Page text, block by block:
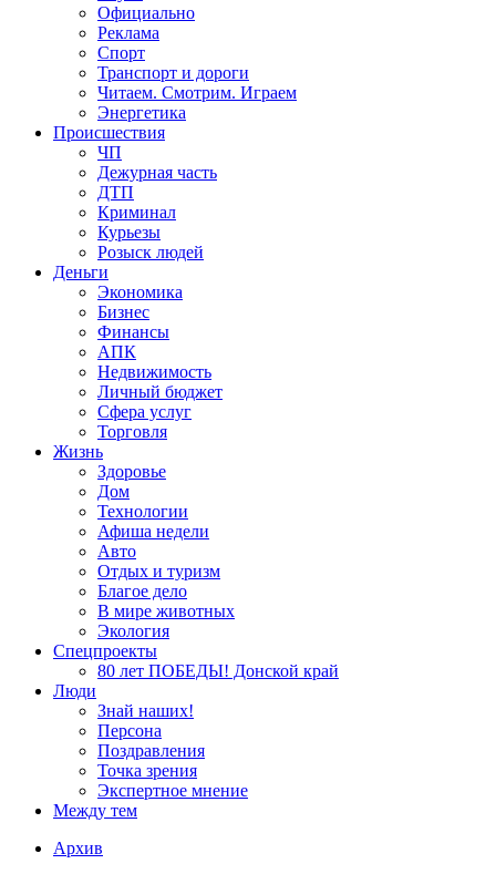
Официально
Реклама
Спорт
Транспорт и дороги
Читаем. Смотрим. Играем
Энергетика
Происшествия
ЧП
Дежурная часть
ДТП
Криминал
Курьезы
Розыск людей
Деньги
Экономика
Бизнес
Финансы
АПК
Недвижимость
Личный бюджет
Сфера услуг
Торговля
Жизнь
Здоровье
Дом
Технологии
Афиша недели
Авто
Отдых и туризм
Благое дело
В мире животных
Экология
Спецпроекты
80 лет ПОБЕДЫ! Донской край
Люди
Знай наших!
Персона
Поздравления
Точка зрения
Экспертное мнение
Между тем
Архив